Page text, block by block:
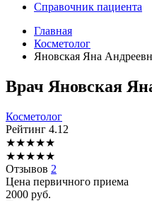
Справочник пациента
Главная
Косметолог
Яновская Яна
Врач Яновская
Косметолог
Рейтинг 4.12
★★★★★
★★★★★
Отзывов 2
Цена первичного приема
2000 руб.